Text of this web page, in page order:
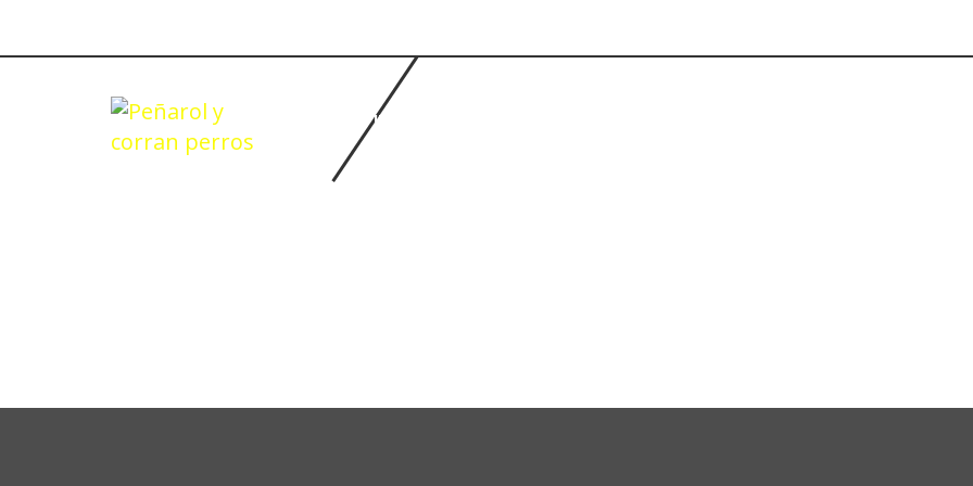
INICIO